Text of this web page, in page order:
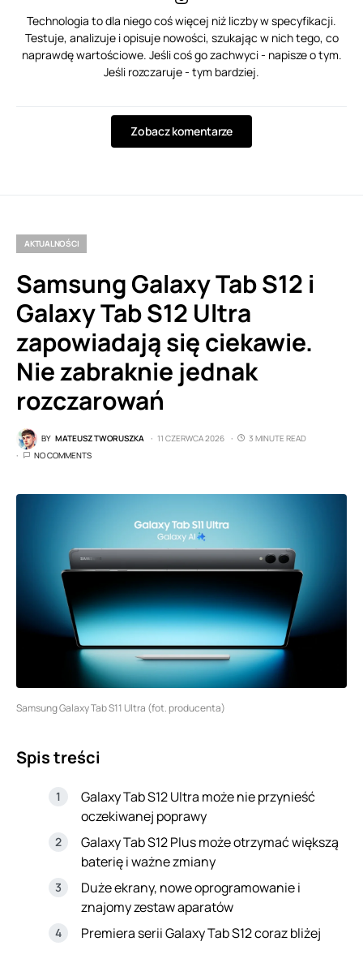
Technologia to dla niego coś więcej niż liczby w specyfikacji.
Testuje, analizuje i opisuje nowości, szukając w nich tego, co
naprawdę wartościowe. Jeśli coś go zachwyci - napisze o tym.
Jeśli rozczaruje - tym bardziej.
Zobacz komentarze
AKTUALNOŚCI
Samsung Galaxy Tab S12 i
Galaxy Tab S12 Ultra
zapowiadają się ciekawie.
Nie zabraknie jednak
rozczarowań
BY MATEUSZ TWORUSZKA 11 CZERWCA 2026
3 MINUTE READ
NO COMMENTS
Samsung Galaxy Tab S11 Ultra (fot. producenta)
Spis treści
Galaxy Tab S12 Ultra może nie przynieść
oczekiwanej poprawy
Galaxy Tab S12 Plus może otrzymać większą
baterię i ważne zmiany
Duże ekrany, nowe oprogramowanie i
znajomy zestaw aparatów
Premiera serii Galaxy Tab S12 coraz bliżej